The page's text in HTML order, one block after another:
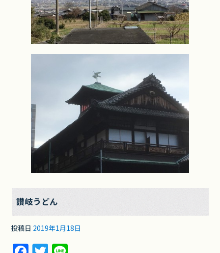
讃岐うどん
投稿日 2019年1月18日